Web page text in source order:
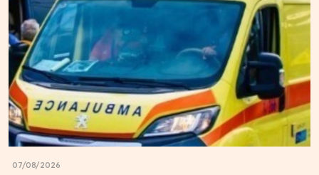
07/08/2026